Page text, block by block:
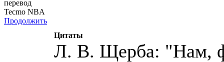
перевод
Tecmo NBA
Продолжить
Цитаты
Л. В. Щерба: "Нам,